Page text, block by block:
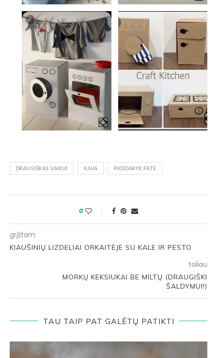
DRAUGIŠKAS VAIKUI KAVA PASIDARYK PATS
0
grįžtam
KIAUŠINIŲ LIZDELIAI ORKAITĖJE SU KALE IR PESTO
toliau
MORKŲ KEKSIUKAI BE MILTŲ (DRAUGIŠKI
ŠALDYMUI!)
TAU TAIP PAT GALĖTŲ PATIKTI